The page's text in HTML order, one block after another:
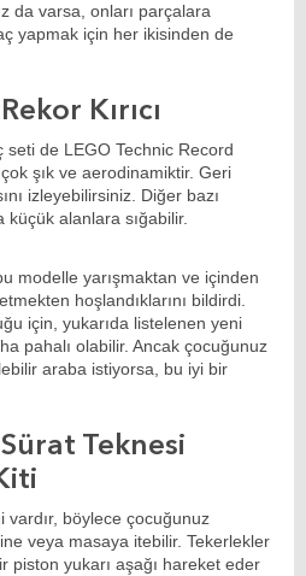
da varsa, onları parçalara
yapmak için her ikisinden de
Kırıcı
de LEGO Technic Record
şık ve aerodinamiktir. Geri
izleyebilirsiniz. Diğer bazı
küçük alanlara sığabilir.
modelle yarışmaktan ve içinden
hoşlandıklarını bildirdi.
için, yukarıda listelenen yeni
pahalı olabilir. Ancak çocuğunuz
araba istiyorsa, bu iyi bir
Teknesi
böylece çocuğunuz
veya masaya itebilir. Tekerlekler
piston yukarı aşağı hareket eder